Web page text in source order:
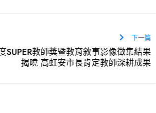
下一篇
SUPER教師獎暨教育敘事影像徵集結果
揭曉 高虹安市長肯定教師深耕成果